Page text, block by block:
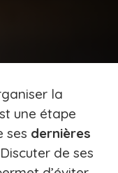
la
une étape
ses dernières
de ses